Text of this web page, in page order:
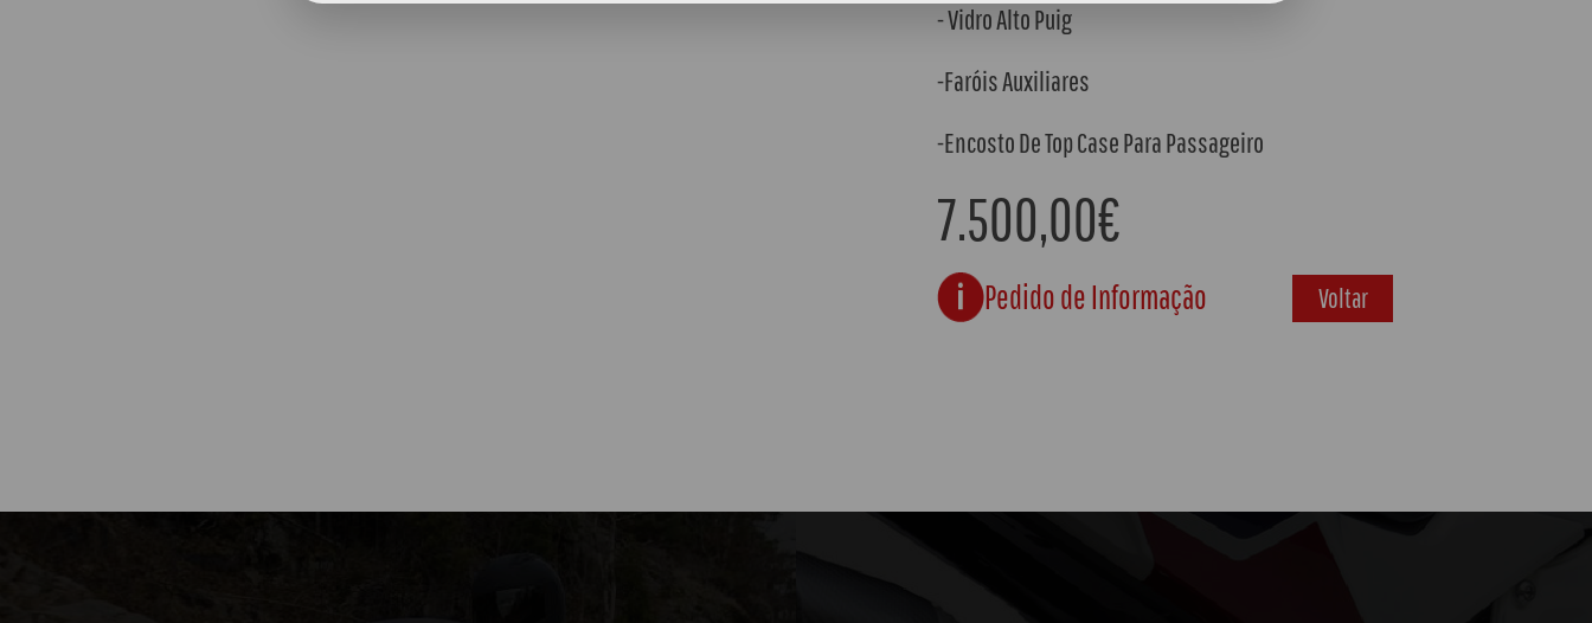
- Vidro Alto Puig
-Faróis Auxiliares
-Encosto De Top Case Para Passageiro
7.500,00€
Pedido de Informação Voltar